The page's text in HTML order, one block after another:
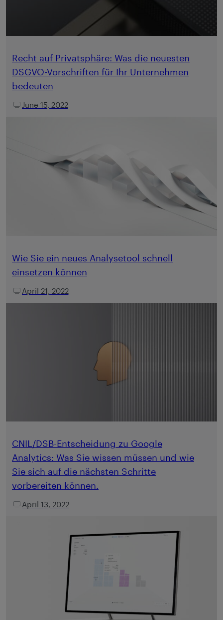
Recht auf Privatsphäre: Was die neuesten
DSGVO-Vorschriften für Ihr Unternehmen
bedeuten
June 15, 2022
Wie Sie ein neues Analysetool schnell
einsetzen können
April 21, 2022
CNIL/DSB-Entscheidung zu Google
Analytics: Was Sie wissen müssen und wie
Sie sich auf die nächsten Schritte
vorbereiten können.
April 13, 2022